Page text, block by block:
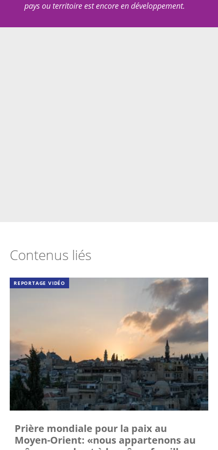
pays ou territoire est encore en développement.
Contenus liés
REPORTAGE VIDÉO
Prière mondiale pour la paix au
Moyen-Orient: «nous appartenons au